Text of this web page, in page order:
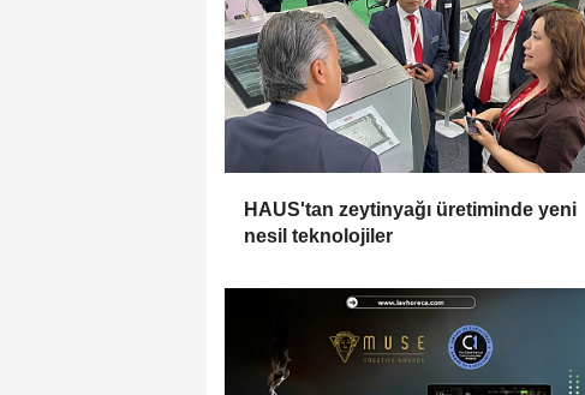
HAUS'tan zeytinyağı üretiminde yeni
nesil teknolojiler